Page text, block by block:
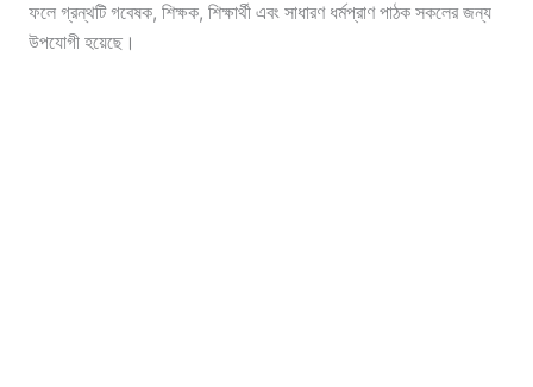
ফলে গ্রন্থটি গবেষক, শিক্ষক, শিক্ষার্থী এবং সাধারণ ধর্মপ্রাণ পাঠক সকলের জন্য
উপযোগী হয়েছে।